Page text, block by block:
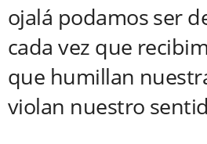
ojalá podamos ser
cada vez que
que humillan
violan nuestro